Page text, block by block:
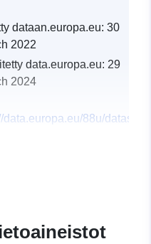
dataan.europa.eu: 30
2022
data.europa.eu: 29
2024
data.europa.eu/88u/